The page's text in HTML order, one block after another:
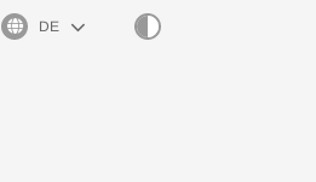
Sprachauswahl